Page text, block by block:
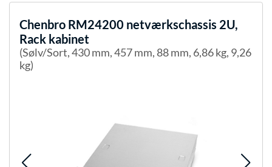
Chenbro RM24200 netværkschassis 2U,
Rack kabinet
(Sølv/Sort, 430 mm, 457 mm, 88 mm, 6,86 kg, 9,26
kg)